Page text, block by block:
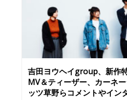
吉田ヨウヘイgroup、新作
MV＆ティーザー、カーネ
ッツ草野らコメントやイン